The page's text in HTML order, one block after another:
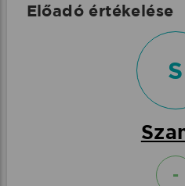
Előadó értékelése
S
-